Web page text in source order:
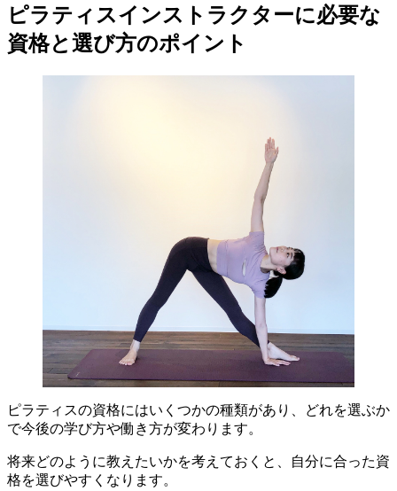
ピラティスインストラクターに必要な
資格と選び方のポイント
ピラティスの資格にはいくつかの種類があり、どれを選ぶか
で今後の学び方や働き方が変わります。
将来どのように教えたいかを考えておくと、自分に合った資
格を選びやすくなります。